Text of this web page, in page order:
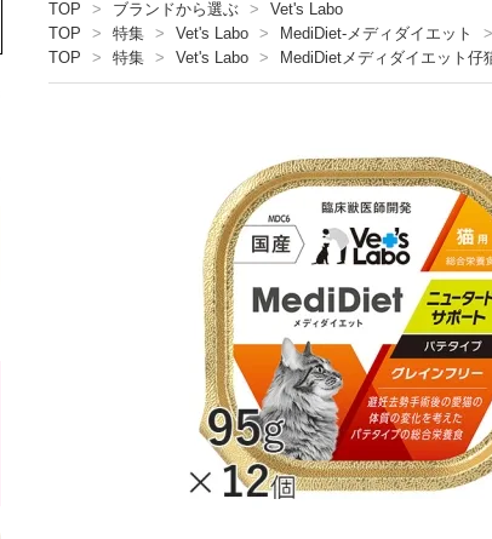
TOP
> ブランドから選ぶ >
Vet's Labo
TOP
> 特集 > Vet's Labo > MediDiet-メディダイエット >
TOP
> 特集 > Vet's Labo > MediDietメディダイエット仔